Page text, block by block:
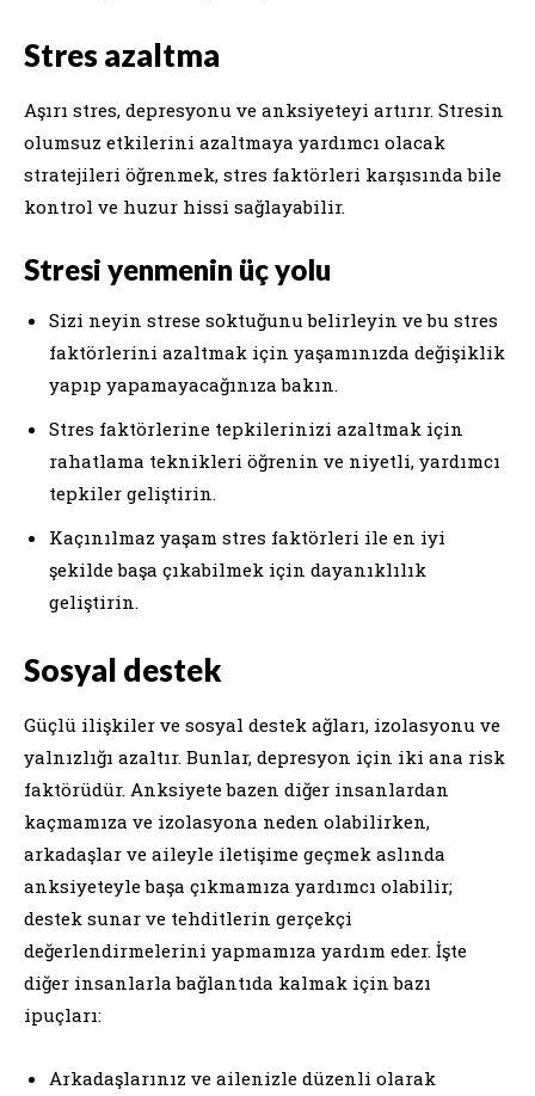
Stres azaltma
Aşırı stres, depresyonu ve anksiyeteyi artırır. Stresin
olumsuz etkilerini azaltmaya yardımcı olacak
stratejileri öğrenmek, stres faktörleri karşısında bile
kontrol ve huzur hissi sağlayabilir.
Stresi yenmenin üç yolu
Sizi neyin strese soktuğunu belirleyin ve bu stres
faktörlerini azaltmak için yaşamınızda değişiklik
yapıp yapamayacağınıza bakın.
Stres faktörlerine tepkilerinizi azaltmak için
rahatlama teknikleri öğrenin ve niyetli, yardımcı
tepkiler geliştirin.
Kaçınılmaz yaşam stres faktörleri ile en iyi
şekilde başa çıkabilmek için dayanıklılık
geliştirin.
Sosyal destek
Güçlü ilişkiler ve sosyal destek ağları, izolasyonu ve
yalnızlığı azaltır. Bunlar, depresyon için iki ana risk
faktörüdür. Anksiyete bazen diğer insanlardan
kaçmamıza ve izolasyona neden olabilirken,
arkadaşlar ve aileyle iletişime geçmek aslında
anksiyeteyle başa çıkmamıza yardımcı olabilir;
destek sunar ve tehditlerin gerçekçi
değerlendirmelerini yapmamıza yardım eder. İşte
diğer insanlarla bağlantıda kalmak için bazı
ipuçları:
Arkadaşlarınız ve ailenizle düzenli olarak